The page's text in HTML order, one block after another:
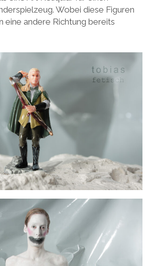
2010
2008
SKIZZEN GEMÄLDE
ICH=DU
FETISCH
instagram
email
Wobei diese Figuren
eine andere Richtung bereits